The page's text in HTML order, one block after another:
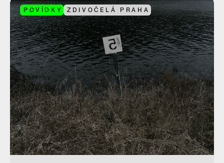
POVÍDKY ZDIVOČELÁ PRAHA